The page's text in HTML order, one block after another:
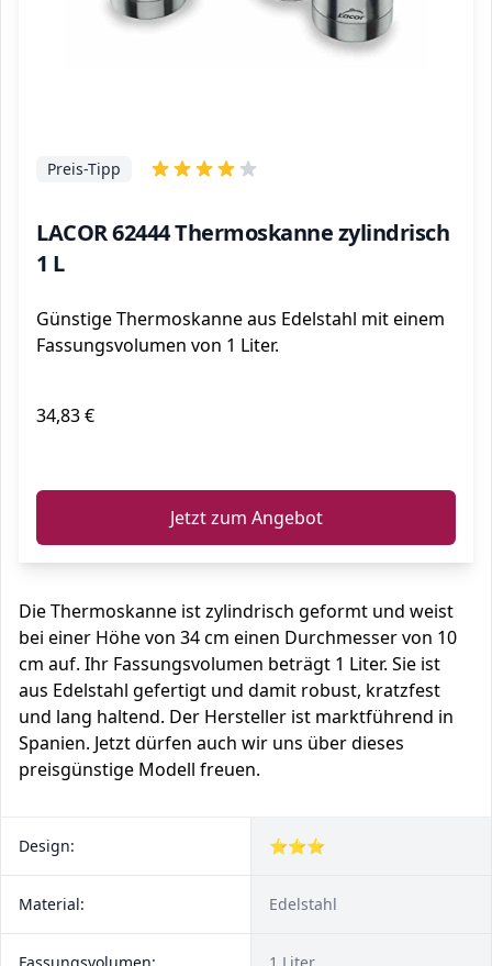
LACOR 62444 Thermoskanne zylindrisch
1 L
Preis-Tipp
Günstige Thermoskanne aus Edelstahl mit einem
Fassungsvolumen von 1 Liter.
34,83 €
Jetzt zum Angebot
Die Thermoskanne ist zylindrisch geformt und weist
bei einer Höhe von 34 cm einen Durchmesser von 10
cm auf. Ihr Fassungsvolumen beträgt 1 Liter. Sie ist
aus Edelstahl gefertigt und damit robust, kratzfest
und lang haltend. Der Hersteller ist marktführend in
Spanien. Jetzt dürfen auch wir uns über dieses
preisgünstige Modell freuen.
Design: ⭐⭐⭐
Material: Edelstahl